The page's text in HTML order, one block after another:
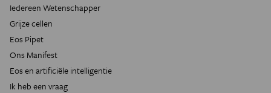
Iedereen Wetenschapper
Grijze cellen
Eos Pipet
Ons Manifest
Eos en artificiële intelligentie
Ik heb een vraag